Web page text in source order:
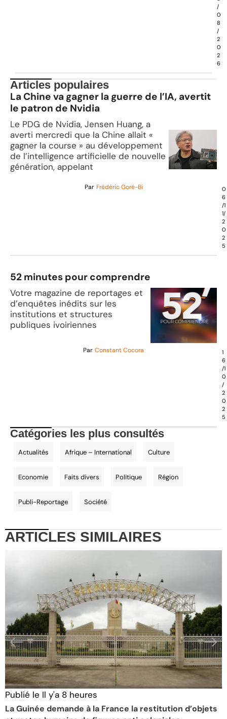
/
0
8
/
2
0
2
6
Articles populaires
La Chine va gagner la guerre de l’IA, avertit
le patron de Nvidia
Le PDG de Nvidia, Jensen Huang, a
averti mercredi que la Chine allait «
gagner la course » au développement
de l’intelligence artificielle de nouvelle
génération, appelant
Par Frédéric Goré-Bi
0
6
/1
1/
2
0
2
5
52 minutes pour comprendre
Votre magazine de reportages et
d’enquêtes inédits sur les
institutions et structures
publiques ivoiriennes
Par Constant Cocora
1
6
/1
0
/
2
0
2
5
Catégories les plus consultés
Actualités Afrique – International Culture
Economie Faits divers Politique Région
Publi-Reportage Société
ARTICLES SIMILAIRES
Publié le Il y'a 8 heures
La Guinée demande à la France la restitution d’objets